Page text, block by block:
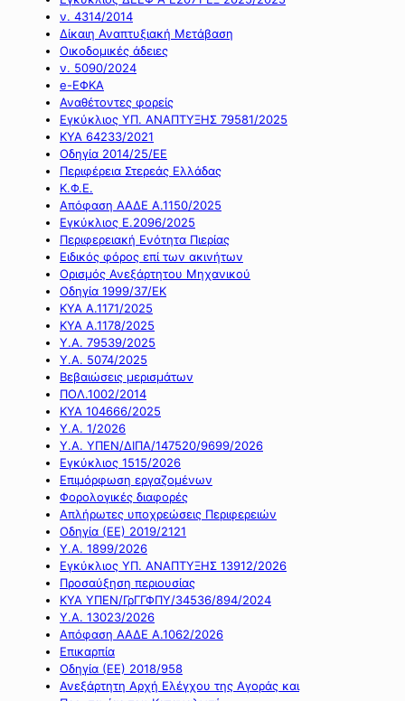
ν. 4314/2014
Δίκαιη Αναπτυξιακή Μετάβαση
Οικοδομικές άδειες
ν. 5090/2024
e-ΕΦΚΑ
Αναθέτοντες φορείς
Εγκύκλιος ΥΠ. ΑΝΑΠΤΥΞΗΣ 79581/2025
ΚΥΑ 64233/2021
Οδηγία 2014/25/ΕΕ
Περιφέρεια Στερεάς Ελλάδας
Κ.Φ.Ε.
Απόφαση ΑΑΔΕ Α.1150/2025
Εγκύκλιος Ε.2096/2025
Περιφερειακή Ενότητα Πιερίας
Ειδικός φόρος επί των ακινήτων
Ορισμός Ανεξάρτητου Μηχανικού
Οδηγία 1999/37/ΕΚ
ΚΥΑ Α.1171/2025
ΚΥΑ Α.1178/2025
Υ.Α. 79539/2025
Υ.Α. 5074/2025
Βεβαιώσεις μερισμάτων
ΠΟΛ.1002/2014
ΚΥΑ 104666/2025
Υ.Α. 1/2026
Υ.Α. ΥΠΕΝ/ΔΙΠΑ/147520/9699/2026
Εγκύκλιος 1515/2026
Επιμόρφωση εργαζομένων
Φορολογικές διαφορές
Απλήρωτες υποχρεώσεις Περιφερειών
Οδηγία (ΕΕ) 2019/2121
Υ.Α. 1899/2026
Εγκύκλιος ΥΠ. ΑΝΑΠΤΥΞΗΣ 13912/2026
Προσαύξηση περιουσίας
ΚΥΑ ΥΠΕΝ/ΓρΓΓΦΠΥ/34536/894/2024
Υ.Α. 13023/2026
Απόφαση ΑΑΔΕ Α.1062/2026
Επικαρπία
Οδηγία (ΕΕ) 2018/958
Ανεξάρτητη Αρχή Ελέγχου της Αγοράς και